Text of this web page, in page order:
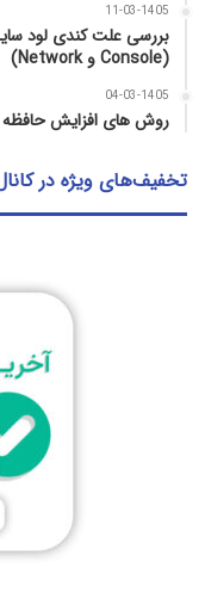
11-03-1405
(Console و Network)
04-03-1405
روش‌ های افزایش حافظه PHP سایت وردپرسی
تخفیف‌های ویژه در